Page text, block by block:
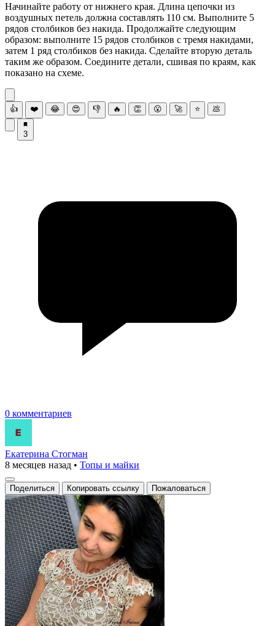
Начинайте работу от нижнего края. Длина цепочки из
воздушных петель должна составлять 110 см. Выполните 5
рядов столбиков без накида. Продолжайте следующим
образом: выполните 15 рядов столбиков с тремя накидами,
затем 1 ряд столбиков без накида. Сделайте вторую деталь
таким же образом. Соедините детали, сшивая по краям, как
показано на схеме.
👍 ❤️ 😂 😍 👎 🔥 👏 😮 🚀 ⭐ 💩
3
0 комментариев
Екатерина Стогман
8 месяцев назад • Топы и майки
Поделиться Копировать ссылку Пожаловаться